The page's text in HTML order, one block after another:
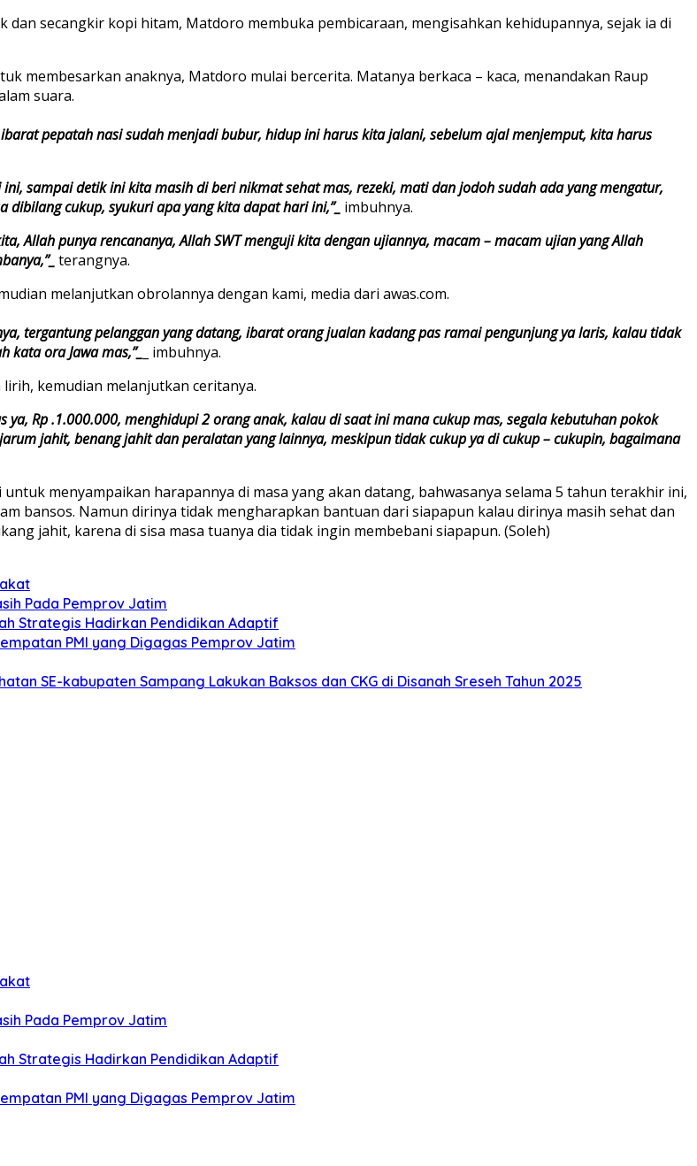
secangkir kopi hitam, Matdoro membuka pembicaraan, mengisahkan kehidupannya, sejak ia di
membesarkan anaknya, Matdoro mulai bercerita. Matanya berkaca – kaca, menandakan Raup
suara.
pepatah nasi sudah menjadi bubur, hidup ini harus kita jalani, sebelum ajal menjemput, kita harus
sampai detik ini kita masih di beri nikmat sehat mas, rezeki, mati dan jodoh sudah ada yang mengatur,
cukup, syukuri apa yang kita dapat hari ini,”_ imbuhnya.
Allah punya rencananya, Allah SWT menguji kita dengan ujiannya, macam – macam ujian yang Allah
terangnya.
melanjutkan obrolannya dengan kami, media dari awas.com.
tergantung pelanggan yang datang, ibarat orang jualan kadang pas ramai pengunjung ya laris, kalau tidak
ora Jawa mas,”_
_ imbuhnya.
kemudian melanjutkan ceritanya.
ya, Rp .1.000.000, menghidupi 2 orang anak, kalau di saat ini mana cukup mas, segala kebutuhan pokok
jahit, benang jahit dan peralatan yang lainnya, meskipun tidak cukup ya di cukup – cukupin, bagaimana
menyampaikan harapannya di masa yang akan datang, bahwasanya selama 5 tahun terakhir ini,
bansos. Namun dirinya tidak mengharapkan bantuan dari siapapun kalau dirinya masih sehat dan
jahit, karena di sisa masa tuanya dia tidak ingin membebani siapapun. (Soleh)
Pada Pemprov Jatim
Strategis Hadirkan Pendidikan Adaptif
PMI yang Digagas Pemprov Jatim
SE-kabupaten Sampang Lakukan Baksos dan CKG di Disanah Sreseh Tahun 2025
Pada Pemprov Jatim
Strategis Hadirkan Pendidikan Adaptif
PMI yang Digagas Pemprov Jatim